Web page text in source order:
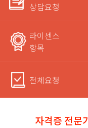
상담요청
라이센스
항목
전체요청
자격증 전문